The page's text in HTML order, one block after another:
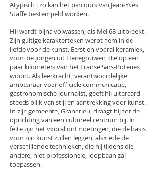
Atypisch : zo kan het parcours van Jean-Yves
Staffe bestempeld worden.
Hij wordt bijna volwassen, als Mei 68 uitbreekt.
Zijn guitige karakterteken werpt hem in de
liefde voor de kunst. Eerst en vooral keramiek,
voor die jongen uit Henegouwen, die op een
paar kilometers van het Franse Sars-Poteries
woont. Als leerkracht, verantwoordelijke
ambtenaar voor officiële communicatie,
gastronomische journalist, geeft hij uiteraard
steeds blijk van stijl en aantrekking voor kunst.
In zijn gemeente, Grandrieu, draagt hij tot de
oprichting van een cultureel centrum bij. In
feite zijn het vooral ontmoetingen, die de basis
voor zijn kunst zullen leggen, alsmede de
verschillende technieken, die hij tijdens die
andere, niet professionele, loopbaan zal
toepassen.